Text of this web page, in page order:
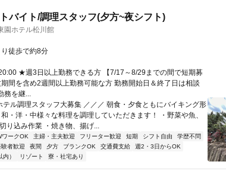
バイト/調理スタッフ(夕方~夜シフト)
ホテル松川館
徒歩で約8分
★週3日以上勤務できる方 【7/17～8/29までの間で短期募
間を含め2週間以上勤務可能な方 勤務開始日＆終了日は相談
務を継...
テル調理スタッフ大募集 ／／／ 朝食・夕食ともにバイキング形
・洋・中様々な料理を調理していただきます！ ・野菜や魚、
り込み作業 ・焼き物、揚げ...
ワークOK 主婦・主夫歓迎 フリーター歓迎 短期 シフト自由
学歴不問
験者歓迎 夜間 夕方 ブランクOK 交通費支給
週2・3日からOK
） リゾート 寮・社宅あり